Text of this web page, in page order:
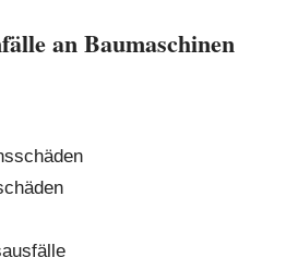
an Baumaschinen